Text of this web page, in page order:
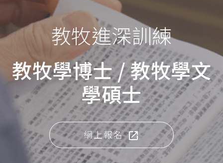
教牧進深訓練
教牧學博士 / 教牧學文
學碩士
網上報名